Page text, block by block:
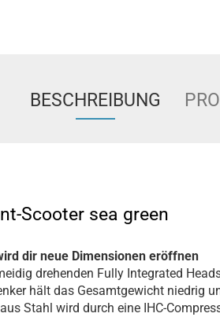
BESCHREIBUNG
Scooter sea green
dir neue Dimensionen eröffnen
drehenden Fully Integrated
hält das Gesamtgewicht niedrig
Stahl wird durch eine IHC-